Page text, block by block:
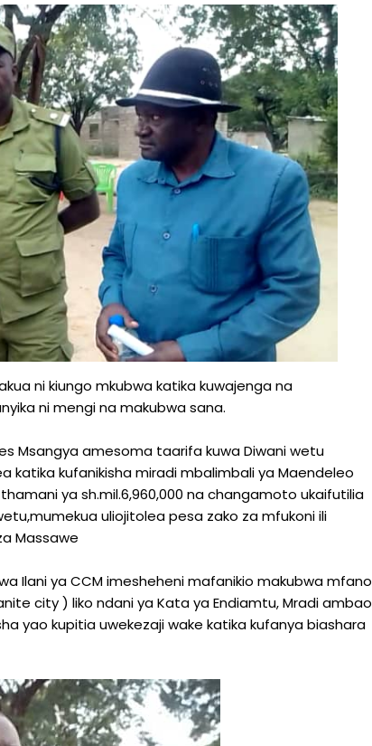
ni kiungo mkubwa katika kuwajenga na
ni mengi na makubwa sana.
Msangya amesoma taarifa kuwa Diwani wetu
katika kufanikisha miradi mbalimbali ya Maendeleo
ya sh.mil.6,960,000 na changamoto ukaifutilia
uliojitolea pesa zako za mfukoni ili
Massawe
Ilani ya CCM imesheheni mafanikio makubwa mfano
city ) liko ndani ya Kata ya Endiamtu, Mradi ambao
yao kupitia uwekezaji wake katika kufanya biashara